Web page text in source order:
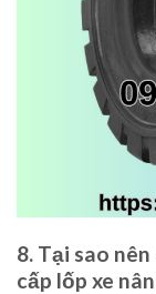
8. Tại sao
cấp lốp xe